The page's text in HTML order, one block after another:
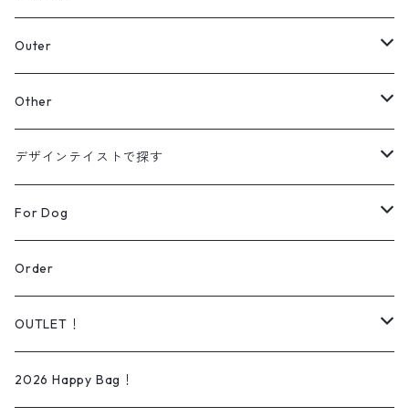
スウェット
パーカー
シャツ
ニット
Outer
カーディガン
【Original】
ジャケット
【Original】
Other
帽子
バッグ
シューズ
ソックス
タオル
デザインテイストで探す
ラインアート
リアルデザイン
オーダー可能商品
イラスト/ペイントアート
For Dog
Wear
Daily wear
Rain wear
Dog lead＆Harness
Bed
Order
OUTLET！
iPhone ケース
2026 Happy Bag！